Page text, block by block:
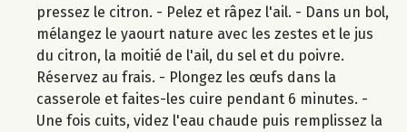
pressez le citron. - Pelez et râpez l'ail. - Dans un bol,
mélangez le yaourt nature avec les zestes et le jus
du citron, la moitié de l'ail, du sel et du poivre.
Réservez au frais. - Plongez les œufs dans la
casserole et faites-les cuire pendant 6 minutes. -
Une fois cuits, videz l'eau chaude puis remplissez la